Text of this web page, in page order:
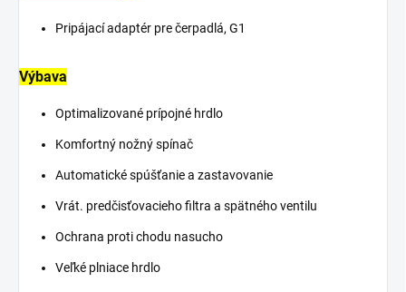
Pripájací adaptér pre čerpadlá, G1
Výbava
Optimalizované prípojné hrdlo
Komfortný nožný spínač
Automatické spúšťanie a zastavovanie
Vrát. predčisťovacieho filtra a spätného ventilu
Ochrana proti chodu nasucho
Veľké plniace hrdlo